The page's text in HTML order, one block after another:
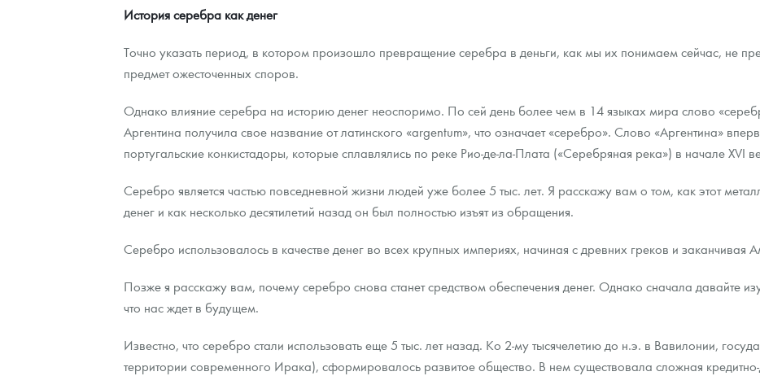
История серебра как денег
Точно указать период, в котором произошло превращение серебра в деньги, как мы их понимаем сейчас, не
предмет ожесточенных споров.
Однако влияние серебра на историю денег неоспоримо. По сей день более чем в 14 языках мира слово
Аргентина получила свое название от латинского «argentum», что означает «серебро». Слово «Аргентина»
португальские конкистадоры, которые сплавлялись по реке Рио-де-ла-Плата («Серебряная река») в начале XVI
Серебро является частью повседневной жизни людей уже более 5 тыс. лет. Я расскажу вам о том, как этот
денег и как несколько десятилетий назад он был полностью изъят из обращения.
Серебро использовалось в качестве денег во всех крупных империях, начиная с древних греков и заканчивая
Позже я расскажу вам, почему серебро снова станет средством обеспечения денег. Однако сначала давайте
что нас ждет в будущем.
Известно, что серебро стали использовать еще 5 тыс. лет назад. Ко 2-му тысячелетию до н.э. в Вавилонии,
территории современного Ирака), сформировалось развитое общество. В нем существовала сложная